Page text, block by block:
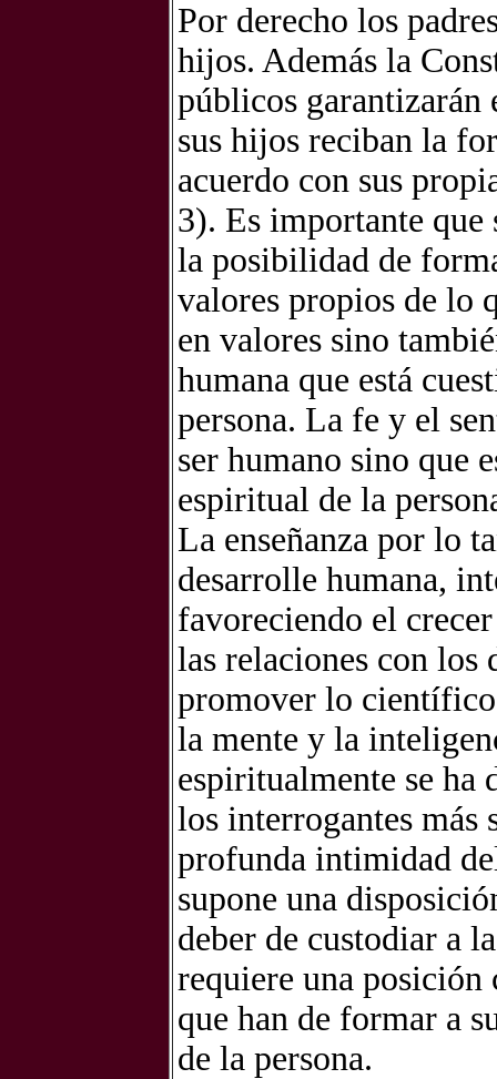
Por derecho los
hijos. Además la
públicos garantizarán
sus hijos reciban la
acuerdo con sus
3). Es importante que
la posibilidad de
valores propios de lo
en valores sino
humana que está
persona. La fe y el
ser humano sino que
espiritual de la
La enseñanza por lo
desarrolle humana,
favoreciendo el
las relaciones con los
promover lo
la mente y la
espiritualmente se ha
los interrogantes más
profunda intimidad
supone una
deber de custodiar a
requiere una posición
que han de formar a
de la persona.